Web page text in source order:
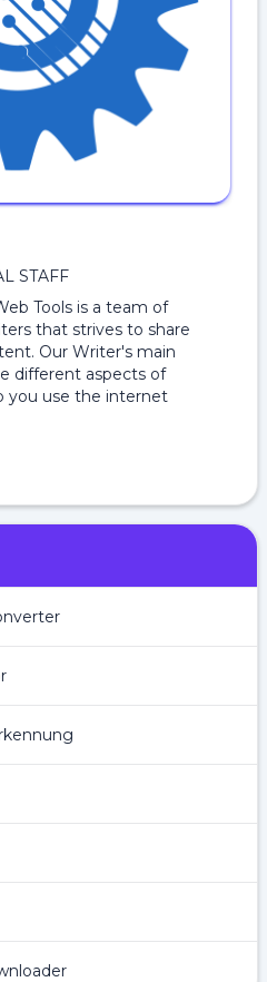
STAFF
Tools is a team of
that strives to share
Our Writer's main
different aspects of
you use the internet